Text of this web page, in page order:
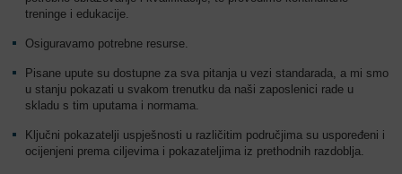
treninge i edukacije.
Osiguravamo potrebne resurse.
Pisane upute su dostupne za sva pitanja u vezi standarada, a mi smo
u stanju pokazati u svakom trenutku da naši zaposlenici rade u
skladu s tim uputama i normama.
Ključni pokazatelji uspješnosti u različitim područjima su uspoređeni i
ocijenjeni prema ciljevima i pokazateljima iz prethodnih razdoblja.